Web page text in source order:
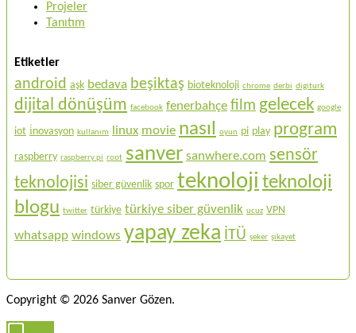
Projeler
Tanıtım
Etiketler
android aşk bedava beşiktaş bioteknoloji chrome derbi digiturk
dijital dönüşüm facebook fenerbahçe film gelecek google
iot i̇novasyon kullanım linux movie nasıl oyun pi play program
raspberry raspberry pi root sanver sanwhere.com sensör
teknolojisi siber güvenlik spor teknoloji teknoloji
blogu twitter türkiye türkiye siber güvenlik ucuz VPN
whatsapp windows yapay zeka İTÜ şeker şikayet
Copyright © 2026 Sanver Gözen.